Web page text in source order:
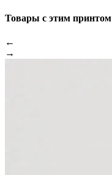
Товары с этим принтом
←
→